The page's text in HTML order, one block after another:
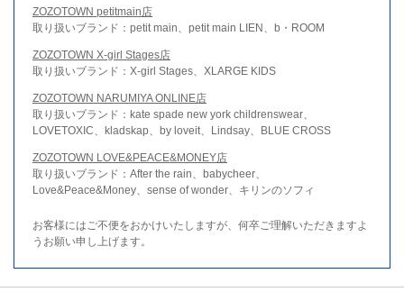
ZOZOTOWN petitmain店
取り扱いブランド：petit main、petit main LIEN、b・ROOM
ZOZOTOWN X-girl Stages店
取り扱いブランド：X-girl Stages、XLARGE KIDS
ZOZOTOWN NARUMIYA ONLINE店
取り扱いブランド：kate spade new york childrenswear、
LOVETOXIC、kladskap、by loveit、Lindsay、BLUE CROSS
ZOZOTOWN LOVE&PEACE&MONEY店
取り扱いブランド：After the rain、babycheer、
Love&Peace&Money、sense of wonder、キリンのソフィ
お客様にはご不便をおかけいたしますが、何卒ご理解いただきますよ
うお願い申し上げます。